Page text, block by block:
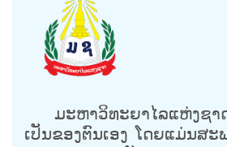
ມະຫາວິທະຍາໄລແຫ່ງຊາ
ເປັນຂອງຕົນເອງ ໂດຍແມ່ນສ